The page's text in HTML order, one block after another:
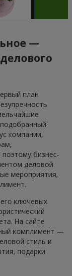
—
план
компании,
бизнес-
деловой
мероприятия,
ключевых
На сайте
комплимент —
стиль и
подарки